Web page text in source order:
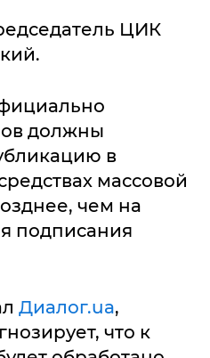
ЦИК
должны
в
массовой
чем на
подписания
Диалог.ua,
что к